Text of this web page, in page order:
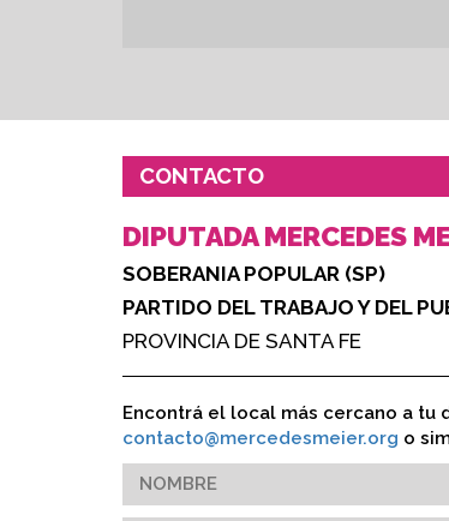
CONTACTO
DIPUTADA MERCEDES
SOBERANIA POPULAR (SP)
PARTIDO DEL TRABAJO Y DEL
PROVINCIA DE SANTA FE
Encontrá el local más cercano a tu
contacto@mercedesmeier.org o